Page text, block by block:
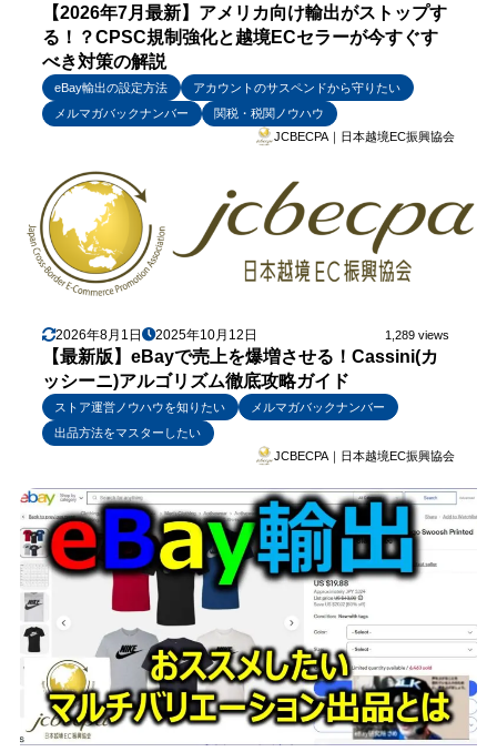
【2026年7月最新】アメリカ向け輸出がストップす
る！？CPSC規制強化と越境ECセラーが今すぐす
べき対策の解説
eBay輸出の設定方法
アカウントのサスペンドから守りたい
メルマガバックナンバー
関税・税関ノウハウ
JCBECPA｜日本越境EC振興協会
2026年8月1日 2025年10月12日 1,289 views
【最新版】eBayで売上を爆増させる！Cassini(カ
ッシーニ)アルゴリズム徹底攻略ガイド
ストア運営ノウハウを知りたい
メルマガバックナンバー
出品方法をマスターしたい
JCBECPA｜日本越境EC振興協会